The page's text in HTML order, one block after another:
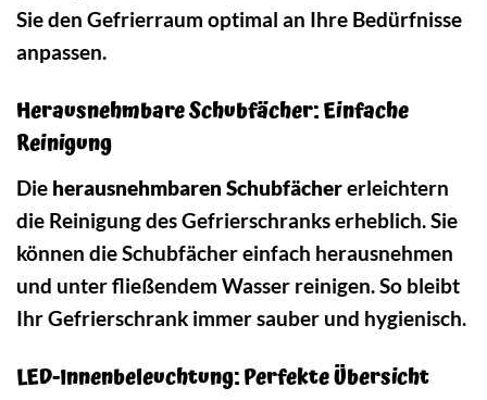
Sie den Gefrierraum optimal an Ihre Bedürfnisse
anpassen.
Herausnehmbare Schubfächer: Einfache
Reinigung
Die herausnehmbaren Schubfächererleichtern
die Reinigung des Gefrierschranks erheblich. Sie
können die Schubfächer einfach herausnehmen
und unter fließendem Wasser reinigen. So bleibt
Ihr Gefrierschrank immer sauber und hygienisch.
LED-Innenbeleuchtung: Perfekte Übersicht